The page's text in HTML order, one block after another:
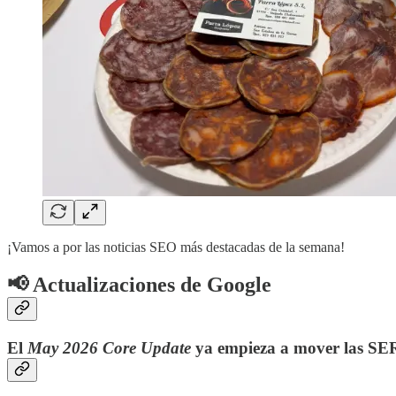
¡Vamos a por las noticias SEO más destacadas de la semana!
📢 Actualizaciones de Google
El May 2026 Core Update ya empieza a mover las